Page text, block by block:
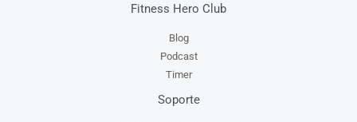
Fitness Hero Club
Blog
Podcast
Timer
Soporte